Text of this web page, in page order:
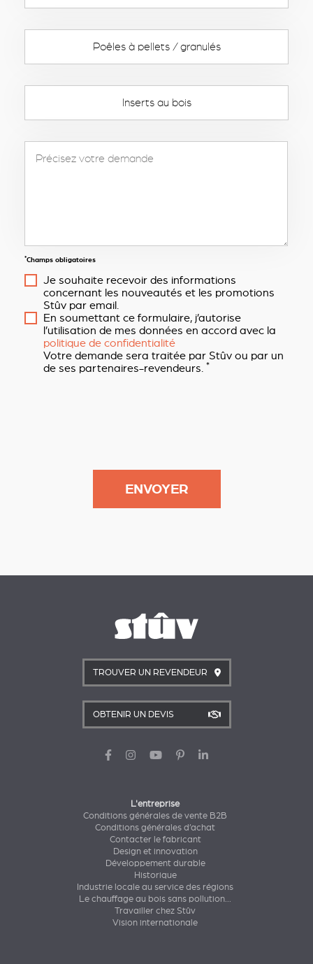
Poêles à pellets / granulés
Inserts au bois
*Champs obligatoires
Je souhaite recevoir des informations
concernant les nouveautés et les promotions
Stûv par email.
En soumettant ce formulaire, j’autorise
l’utilisation de mes données en accord avec la
politique de confidentialité
Votre demande sera traitée par Stûv ou par un
de ses partenaires-revendeurs. *
TROUVER UN REVENDEUR
OBTENIR UN DEVIS
L'entreprise
Conditions générales de vente B2B
Conditions générales d’achat
Contacter le fabricant
Design et innovation
Développement durable
Historique
Industrie locale au service des régions
Le chauffage au bois sans pollution...
Travailler chez Stûv
Vision internationale